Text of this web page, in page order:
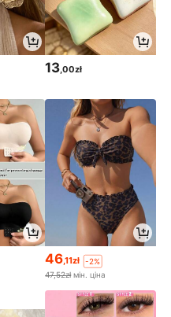
13,00zł
46,11zł
-2%
47,52zł мін. ціна